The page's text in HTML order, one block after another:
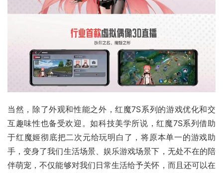
当然，除了外观和性能之外，红魔7S系列的游戏优化和交
互趣味性也备受欢迎。如科技美学所说，红魔7S系列借助
于红魔姬彻底把二次元给玩明白了，将原本单一的游戏助
手，变身了我们生活场景、娱乐游戏场景下，无处不在的陪
伴萌宠，不仅能够对我们日常生活给予关怀，而且还可以在